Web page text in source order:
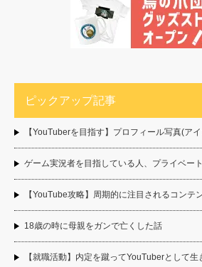
ピックアップ記事
【YouTuberを目指す】プロフィール写真(ア
ゲーム実況者を目指している人、プライベー
【YouTube攻略】周期的に注目されるコンテ
18歳の時に母親をガンで亡くした話
【就職活動】内定を蹴ってYouTuberとして生